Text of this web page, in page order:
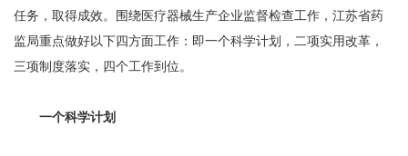
任务，取得成效。围绕医疗器械生产企业监督检查工作，江苏省药
监局重点做好以下四方面工作：即一个科学计划，二项实用改革，
三项制度落实，四个工作到位。
一个科学计划